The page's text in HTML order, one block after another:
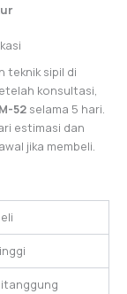
teknik sipil di
konsultasi,
52 selama 5 hari.
estimasi dan
jika membeli.